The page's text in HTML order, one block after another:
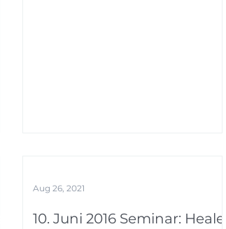
10. Juni 2016 Seminar: Healer
Aug 26, 2021